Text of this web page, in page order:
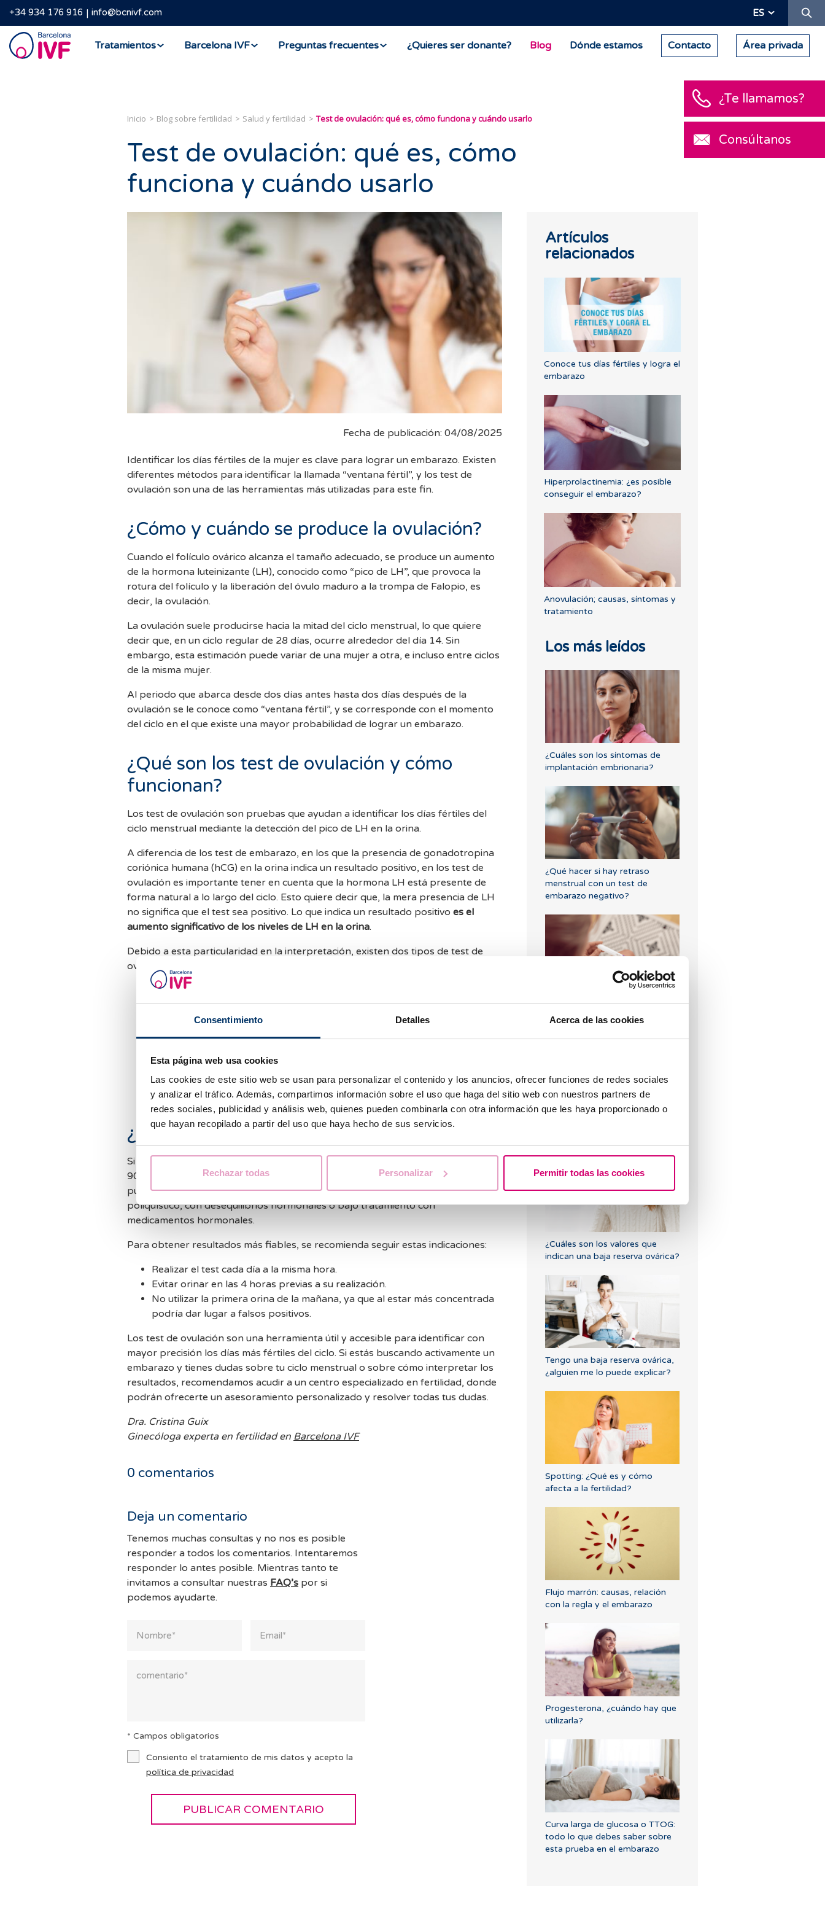
Consentimiento Detalles Acerca de las cookies
Esta página web usa cookies
Las cookies de este sitio web se usan para personalizar el contenido y los anuncios, ofrecer funciones de redes sociales
y analizar el tráfico. Además, compartimos información sobre el uso que haga del sitio web con nuestros partners de
redes sociales, publicidad y análisis web, quienes pueden combinarla con otra información que les haya proporcionado o
que hayan recopilado a partir del uso que haya hecho de sus servicios.
Rechazar todas Personalizar Permitir todas las cookies
+34 934 176 916 info@bcnivf.com ES
Barcelona
IVF
Tratamientos Barcelona IVF Preguntas frecuentes ¿Quieres ser donante? Blog Dónde estamos Contacto Área privada
Inicio Blog sobre fertilidad Salud y fertilidad Test de ovulación: qué es, cómo funciona y cuándo usarlo
Test de ovulación: qué es, cómo
funciona y cuándo usarlo
Fecha de publicación: 04/08/2025
Identificar los días fértiles de la mujer es clave para lograr un embarazo. Existen
diferentes métodos para identificar la llamada “ventana fértil”, y los test de
ovulación son una de las herramientas más utilizadas para este fin.
¿Cómo y cuándo se produce la ovulación?
Cuando el folículo ovárico alcanza el tamaño adecuado, se produce un aumento
de la hormona luteinizante (LH), conocido como “pico de LH”, que provoca la
rotura del folículo y la liberación del óvulo maduro a la trompa de Falopio, es
decir, la ovulación.
La ovulación suele producirse hacia la mitad del ciclo menstrual, lo que quiere
decir que, en un ciclo regular de 28 días, ocurre alrededor del día 14. Sin
embargo, esta estimación puede variar de una mujer a otra, e incluso entre ciclos
de la misma mujer.
Al periodo que abarca desde dos días antes hasta dos días después de la
ovulación se le conoce como “ventana fértil”, y se corresponde con el momento
del ciclo en el que existe una mayor probabilidad de lograr un embarazo.
¿Qué son los test de ovulación y cómo
funcionan?
Los test de ovulación son pruebas que ayudan a identificar los días fértiles del
ciclo menstrual mediante la detección del pico de LH en la orina.
A diferencia de los test de embarazo, en los que la presencia de gonadotropina
coriónica humana (hCG) en la orina indica un resultado positivo, en los test de
ovulación es importante tener en cuenta que la hormona LH está presente de
forma natural a lo largo del ciclo. Esto quiere decir que, la mera presencia de LH
no significa que el test sea positivo. Lo que indica un resultado positivo es el
aumento significativo de los niveles de LH en la orina.
Debido a esta particularidad en la interpretación, existen dos tipos de test de
ovulación, que difieren en la forma de ofrecer el resultado:
Test de ovulación en tiras reactivas
línea del test debe verse igual o más intensa que la línea control. Si la línea
de LH no aparece o es significativamente más clara, indica que aún no se ha
producido el pico de LH y, por tanto, que la mujer no se encuentra en sus
Test de ovulación digital:resultan más fáciles de interpretar, ya que el
propio dispositivo interpreta el resultado y lo muestra en formato digital,
como positivo o negativo.
¿Son fiables los test de ovulación?
Si se utilizan correctamente, los test de ovulación tienen una fiabilidad superior al
90%, especialmente en mujeres con ciclos regulares. No obstante, su fiabilidad
puede disminuir en mujeres con ciclos irregulares, síndrome de ovario
poliquístico, con desequilibrios hormonales o bajo tratamiento con
medicamentos hormonales.
Para obtener resultados más fiables, se recomienda seguir estas indicaciones:
Realizar el test cada día a la misma hora.
Evitar orinar en las 4 horas previas a su realización.
No utilizar la primera orina de la mañana, ya que al estar más concentrada
podría dar lugar a falsos positivos.
Los test de ovulación son una herramienta útil y accesible para identificar con
mayor precisión los días más fértiles del ciclo. Si estás buscando activamente un
embarazo y tienes dudas sobre tu ciclo menstrual o sobre cómo interpretar los
resultados, recomendamos acudir a un centro especializado en fertilidad, donde
podrán ofrecerte un asesoramiento personalizado y resolver todas tus dudas.
Dra. Cristina Guix
Ginecóloga experta en fertilidad en Barcelona IVF
0 comentarios
Deja un comentario
Tenemos muchas consultas y no nos es posible
responder a todos los comentarios. Intentaremos
responder lo antes posible. Mientras tanto te
invitamos a consultar nuestras FAQ’s por si
podemos ayudarte.
* Campos obligatorios
Consiento el tratamiento de mis datos y acepto la
política de privacidad
Artículos
relacionados
Conoce tus días fértiles y logra el
embarazo
Hiperprolactinemia: ¿es posible
conseguir el embarazo?
Anovulación; causas, síntomas y
tratamiento
Los más leídos
¿Cuáles son los síntomas de
implantación embrionaria?
¿Qué hacer si hay retraso
menstrual con un test de
embarazo negativo?
¿Puedo quedar embarazada si
¿Cuáles son los valores que
indican una baja reserva ovárica?
Tengo una baja reserva ovárica,
¿alguien me lo puede explicar?
Spotting: ¿Qué es y cómo
afecta a la fertilidad?
Flujo marrón: causas, relación
con la regla y el embarazo
Progesterona, ¿cuándo hay que
utilizarla?
Curva larga de glucosa o TTOG:
todo lo que debes saber sobre
esta prueba en el embarazo
¿Te llamamos?
Consúltanos